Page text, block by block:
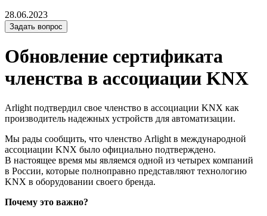
28.06.2023
Задать вопрос
Обновление сертификата
членства в ассоциации KNX
Arlight подтвердил свое членство в ассоциации KNX как
производитель надежных устройств для автоматизации.
Мы рады сообщить, что членство Arlight в международной
ассоциации KNX было официально подтверждено.
В настоящее время мы являемся одной из четырех компаний
в России, которые полноправно представляют технологию
KNX в оборудовании своего бренда.
Почему это важно?